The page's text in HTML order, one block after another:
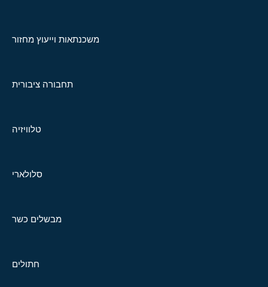
משכנתאות וייעוץ מחזור
תחבורה ציבורית
טלוויזיה
סלולארי
מבשלים כשר
חתולים